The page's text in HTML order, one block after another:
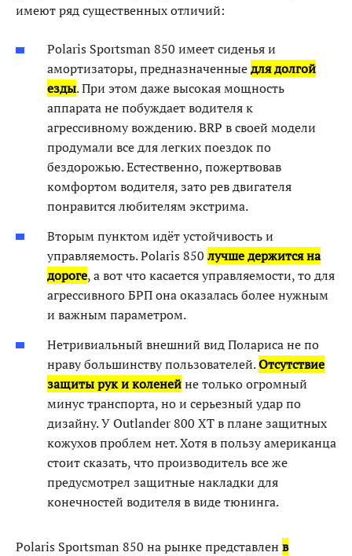
имеют ряд существенных отличий:
Polaris Sportsman 850 имеет сиденья и
амортизаторы, предназначенныедля долгой
езды. При этом даже высокая мощность
аппарата не побуждает водителя к
агрессивному вождению. BRP в своей модели
продумали все для легких поездок по
бездорожью. Естественно, пожертвовав
комфортом водителя, зато рев двигателя
понравится любителям экстрима.
Вторым пунктом идёт устойчивость и
управляемость. Polaris 850 лучше держится на
дороге, а вот что касается управляемости, то для
агрессивного БРП она оказалась более нужным
и важным параметром.
Нетривиальный внешний вид Полариса не по
нраву большинству пользователей.Отсутствие
защиты рук и коленейне только огромный
минус транспорта, но и серьезный удар по
дизайну. У Outlander 800 XT в плане защитных
кожухов проблем нет. Хотя в пользу американца
стоит сказать, что производитель все же
предусмотрел защитные накладки для
конечностей водителя в виде тюнинга.
Polaris Sportsman 850 на рынке представлен в